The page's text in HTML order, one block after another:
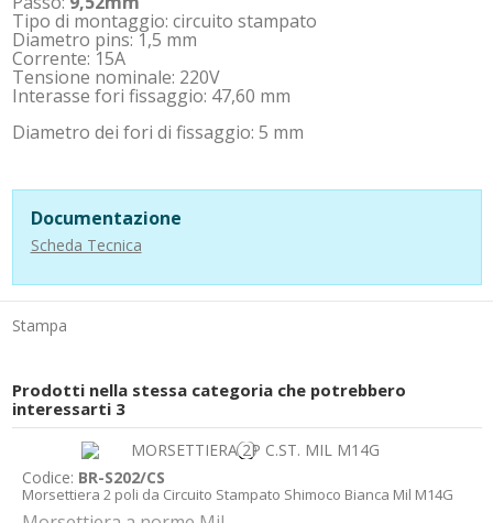
Tipo di montaggio: circuito stampato
Diametro pins: 1,5 mm
Corrente: 15A
Tensione nominale: 220V
Interasse fori fissaggio: 47,60 mm
Diametro dei fori di fissaggio: 5 mm
Documentazione
Scheda Tecnica
Stampa
Prodotti nella stessa categoria che potrebbero
interessarti 3
Codice: BR-S202/CS
Morsettiera 2 poli da Circuito Stampato Shimoco Bianca Mil M14G